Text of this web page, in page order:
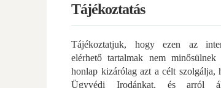
Tájékoztatás
Tájékoztatjuk, hogy ezen az
elérhető tartalmak nem minősülnek
honlap kizárólag azt a célt szolgálja,
Ügyvédi Irodánkat, és arról